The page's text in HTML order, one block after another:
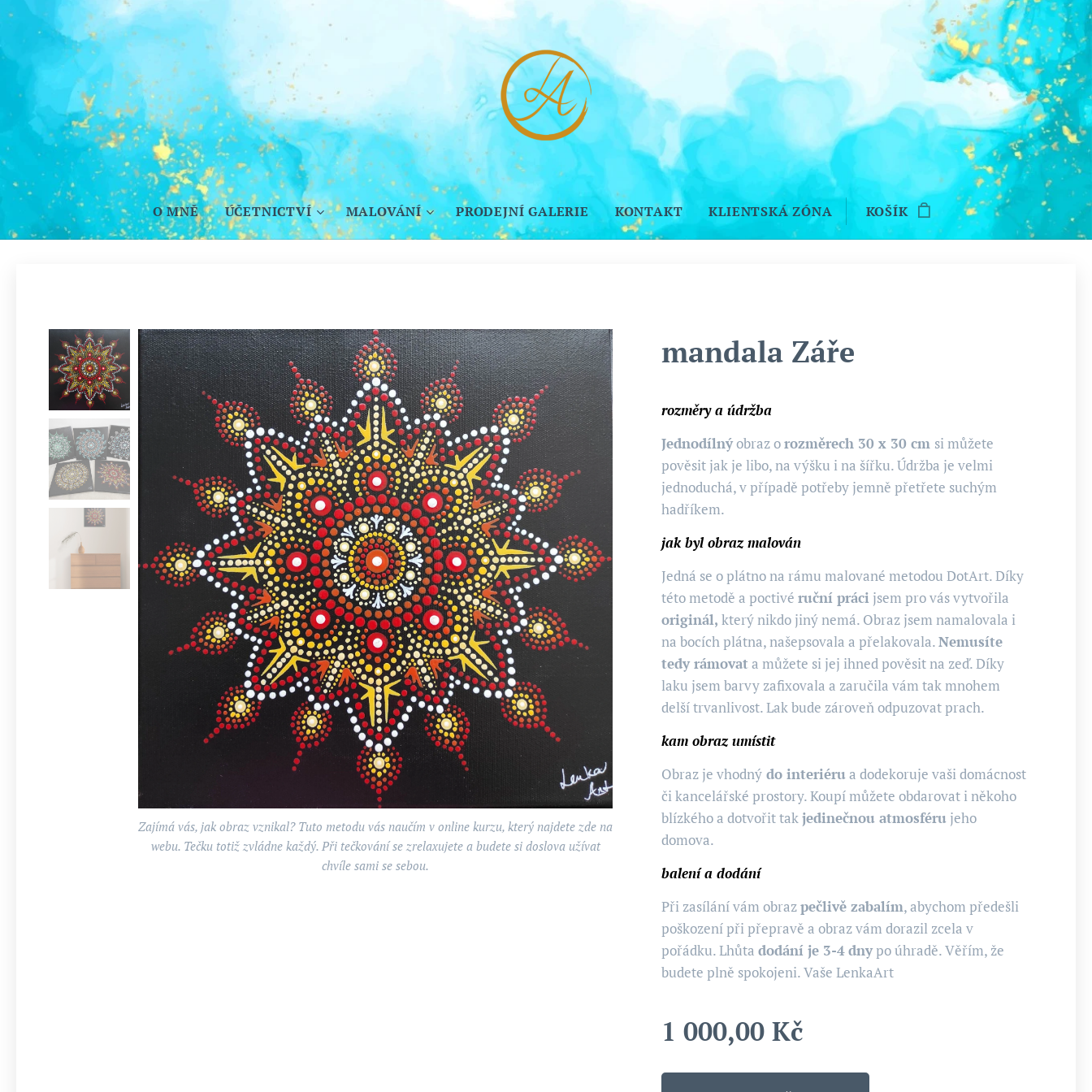
O MNĚ ÚČETNICTVÍ MALOVÁNÍ PRODEJNÍ GALERIE KONTAKT KLIENTSKÁ ZÓNA KOŠÍK
mandala Záře
Zajímá vás, jak obraz vznikal? Tuto metodu vás naučím v online kurzu, který najdete zde na
webu. Tečku totiž zvládne každý. Při tečkování se zrelaxujete a budete si doslova užívat
chvíle sami se sebou.
žlutooranžová mandala - Záře
rozměry a údržba
Jednodílnýobraz orozměrech 30 x 30 cm si můžete
pověsit jak je libo, na výšku i na šířku. Údržba je velmi
jednoduchá, v případě potřeby jemně přetřete suchým
hadříkem.
jak byl obraz malován
Jedná se o plátno na rámu malované metodou DotArt. Díky
této metodě a poctivéruční práci jsem pro vás vytvořila
originál,který nikdo jiný nemá. Obraz jsem namalovala i
na bocích plátna, našepsovala a přelakovala.Nemusíte
tedy rámovata můžete si jej ihned pověsit na zeď. Díky
laku jsem barvy zafixovala a zaručila vám tak mnohem
delší trvanlivost. Lak bude zároveň odpuzovat prach.
kam obraz umístit
Obraz je vhodný do interiérua dodekoruje vaši domácnost
či kancelářské prostory. Koupí můžete obdarovat i někoho
blízkého a dotvořit takjedinečnou atmosféru jeho
domova.
balení a dodání
Při zasílání vám obrazpečlivě zabalím, abychom předešli
poškození při přepravě a obraz vám dorazil zcela v
pořádku. Lhůtadodání je 3-4dnypo úhradě. Věřím, že
budete plně spokojeni. Vaše LenkaArt
1 000,00 Kč